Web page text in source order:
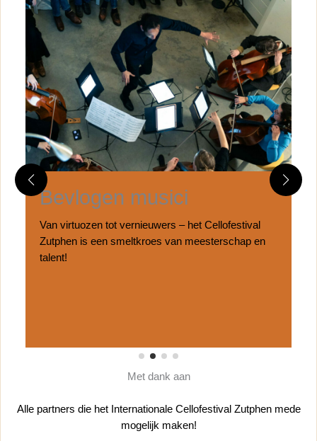
Bevlogen musici
Van virtuozen tot vernieuwers – het Cellofestival
Zutphen is een smeltkroes van meesterschap en
talent!
Met dank aan
Alle partners die het Internationale Cellofestival Zutphen mede
mogelijk maken!